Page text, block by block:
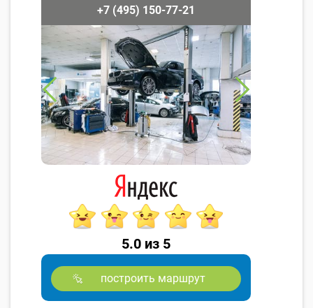
+7 (495) 150-77-21
5.0 из 5
построить маршрут